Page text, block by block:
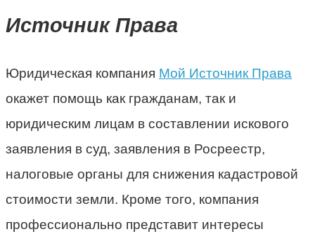
Источник Права
Юридическая компания Мой Источник Права
окажет помощь как гражданам, так и
юридическим лицам в составлении искового
заявления в суд, заявления в Росреестр,
налоговые органы для снижения кадастровой
стоимости земли. Кроме того, компания
профессионально представит интересы